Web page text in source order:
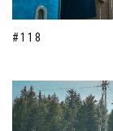
#118